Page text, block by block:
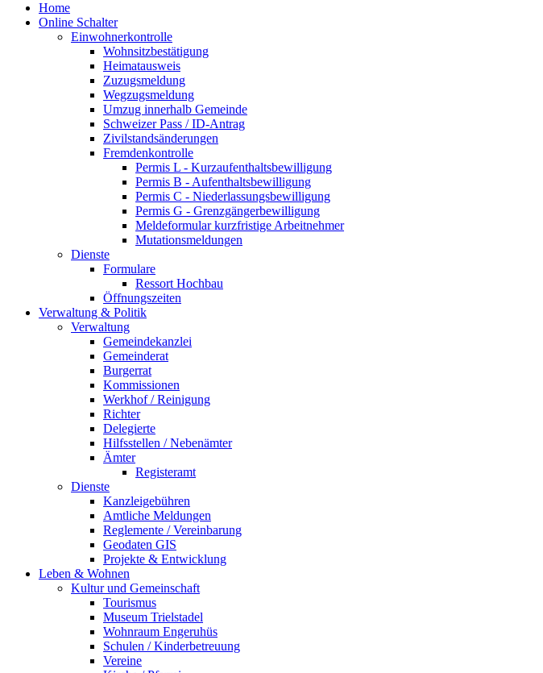
Home
Online Schalter
Einwohnerkontrolle
Wohnsitzbestätigung
Heimatausweis
Zuzugsmeldung
Wegzugsmeldung
Umzug innerhalb Gemeinde
Schweizer Pass / ID-Antrag
Zivilstandsänderungen
Fremdenkontrolle
Permis L - Kurzaufenthaltsbewilligung
Permis B - Aufenthaltsbewilligung
Permis C - Niederlassungsbewilligung
Permis G - Grenzgängerbewilligung
Meldeformular kurzfristige Arbeitnehmer
Mutationsmeldungen
Dienste
Formulare
Ressort Hochbau
Öffnungszeiten
Verwaltung & Politik
Verwaltung
Gemeindekanzlei
Gemeinderat
Burgerrat
Kommissionen
Werkhof / Reinigung
Richter
Delegierte
Hilfsstellen / Nebenämter
Ämter
Registeramt
Dienste
Kanzleigebühren
Amtliche Meldungen
Reglemente / Vereinbarung
Geodaten GIS
Projekte & Entwicklung
Leben & Wohnen
Kultur und Gemeinschaft
Tourismus
Museum Trielstadel
Wohnraum Engeruhüs
Schulen / Kinderbetreuung
Vereine